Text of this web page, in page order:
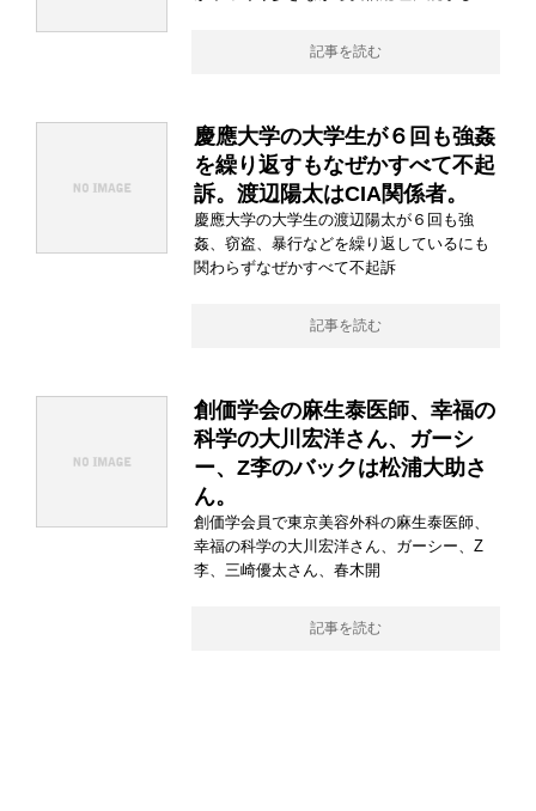
記事を読む
慶應大学の大学生が６回も強姦
を繰り返すもなぜかすべて不起
訴。渡辺陽太はCIA関係者。
慶應大学の大学生の渡辺陽太が６回も強
姦、窃盗、暴行などを繰り返しているにも
関わらずなぜかすべて不起訴
記事を読む
創価学会の麻生泰医師、幸福の
科学の大川宏洋さん、ガーシ
ー、Z李のバックは松浦大助さ
ん。
創価学会員で東京美容外科の麻生泰医師、
幸福の科学の大川宏洋さん、ガーシー、Z
李、三崎優太さん、春木開
記事を読む